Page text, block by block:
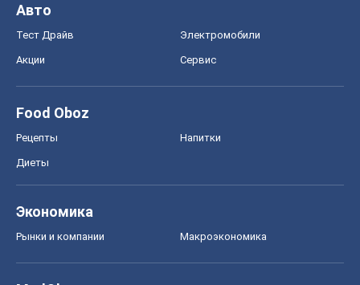
Авто
Тест Драйв Электромобили
Акции Сервис
Food Oboz
Рецепты Напитки
Диеты
Экономика
Рынки и компании Mакроэкономика